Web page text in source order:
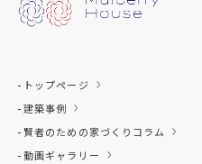
トップページ
建築事例
賢者のための家づくりコラム
動画ギャラリー